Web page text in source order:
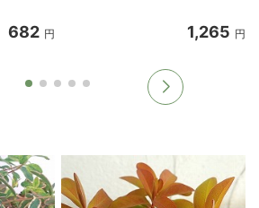
682 円 1,265 円